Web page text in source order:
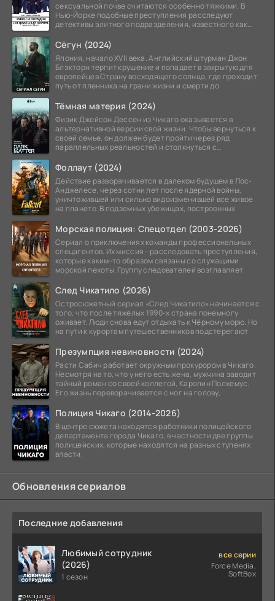
сексуальной почве считаются особенно тяжкими. В
Нью-Йорке подобные преступления расследуют
детективы элитного подразделения, известного как
Сёгун (2024)
Япония, начало XVII века. Английский штурман Джон
Блэкторн терпит крушение и попадает в закрытую для
европейцев Страну восходящего солнца, где проходит
путь от пленника на грани жизни и смерти до
Тёмная материя (2024)
Физик Джейсон Дессен из Чикаго оказывается в
альтернативной версии свой жизни. Чтобы вернуться к
своей семье, он должен будет пройти через ряд
параллельных реальностей и столкнуться с
Фоллаут (2024)
Действие разворачивается в далеком будущем в Лос-
Анджелесе, через сотни лет после ядерной войны,
уничтожившей или сильно видоизменившей все живое
на планете. В подземных убежищах, построенных
Морская полиция: Спецотдел (2003-2026)
Сериал о приключениях команды профессиональных
спецагентов. Их миссия - расследовать преступления,
которые каким-то образом связаны со служащими
морской пехоты. Группу следователей возглавляет
След Чикатило (2026)
Остросюжетный сериал «След Чикатило» начинается с
того, что после тяжёлых 1990-х страна понемногу
оживает. Люди снова едут отдыхать к Чёрному морю. Но
на пути к курортам путешественников подстерегают
Презумпция невиновности (2024)
Расти Сабич работает окружным прокурором в Чикаго.
Несмотря на то, что у него есть жена, мужчина заводит
тайный роман со своей коллегой, Каролин Полхемус.
Его жизнь переворачивается с ног на голову,
Полиция Чикаго (2014-2026)
В центре сюжета находятся работники полицейского
департамента города Чикаго, в частности две группы
полицейских, которые находятся на разных ступенях
власти.
Обновления сериалов
Последние добавления
Любимый сотрудник
(2026)
1 сезон
все серии
Force Media,
SoftBox